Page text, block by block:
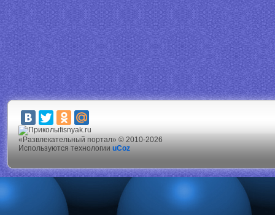
fisnyak.ru
«Развлекательный портал» © 2010-2026
Используются технологии uCoz